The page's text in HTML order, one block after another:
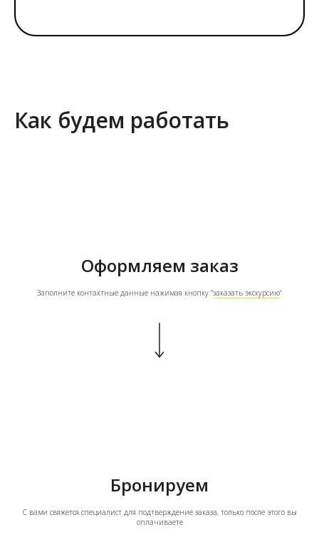
Как будем работать
Оформляем заказ
Заполните контактные данные нажимая кнопку "заказать экскурсию"
Бронируем
С вами свяжется специалист для подтверждение заказа, только после этого вы
оплачиваете